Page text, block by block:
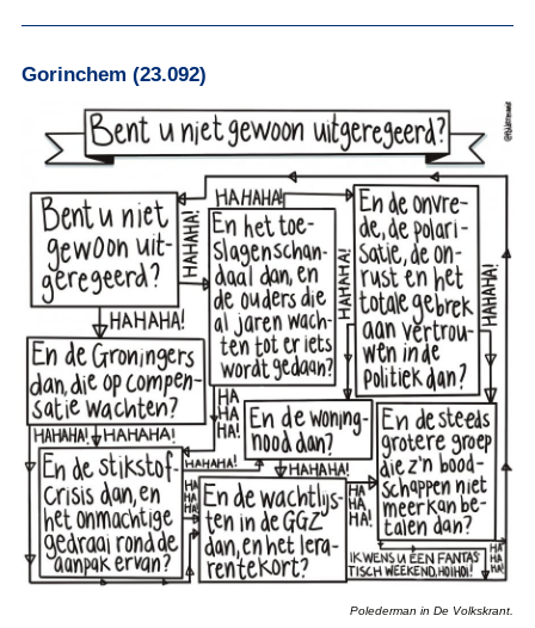
Gorinchem (23.092)
Polederman in De Volkskrant.